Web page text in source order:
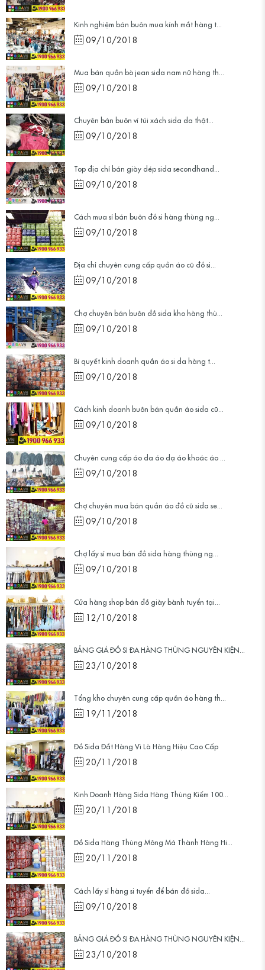
Kinh nghiệm bán buôn mua kính mắt hàng t...
09/10/2018
Mua bán quần bò jean sida nam nữ hàng th...
09/10/2018
Chuyên bán buôn ví túi xách sida da thật...
09/10/2018
Top địa chỉ bán giày dép sida secondhand...
09/10/2018
Cách mua sỉ bán buôn đồ si hàng thùng ng...
09/10/2018
Địa chỉ chuyên cung cấp quần áo cũ đồ si...
09/10/2018
Chợ chuyên bán buôn đồ sida kho hàng thù...
09/10/2018
Bí quyết kinh doanh quần áo si da hàng t...
09/10/2018
Cách kinh doanh buôn bán quần áo sida cũ...
09/10/2018
Chuyên cung cấp áo da áo dạ áo khoác áo ...
09/10/2018
Chợ chuyên mua bán quần áo đồ cũ sida se...
09/10/2018
Chợ lấy sỉ mua bán đồ sida hàng thùng ng...
09/10/2018
Cửa hàng shop bán đồ giày bành tuyển tại...
12/10/2018
BẢNG GIÁ ĐỒ SI ĐA HÀNG THÙNG NGUYÊN KIỆN...
23/10/2018
Tổng kho chuyên cung cấp quần áo hàng th...
19/11/2018
Đồ Sida Đắt Hàng Vì Là Hàng Hiệu Cao Cấp
20/11/2018
Kinh Doanh Hàng Sida Hàng Thùng Kiếm 100...
20/11/2018
Đồ Sida Hàng Thùng Mông Má Thành Hàng Hi...
20/11/2018
Cách lấy sỉ hàng si tuyển để bán đồ sida...
09/10/2018
BẢNG GIÁ ĐỒ SI ĐA HÀNG THÙNG NGUYÊN KIỆN...
23/10/2018